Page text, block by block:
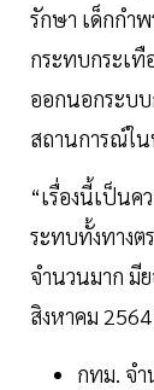
รักษา เด็กกำ
กระทบกระเ
ออกนอกระบ
สถานการณ์ใ
“เรื่องนี้เป็นค
ระทบทั้งทางต
จำนวนมาก มี
สิงหาคม
กทม. จ